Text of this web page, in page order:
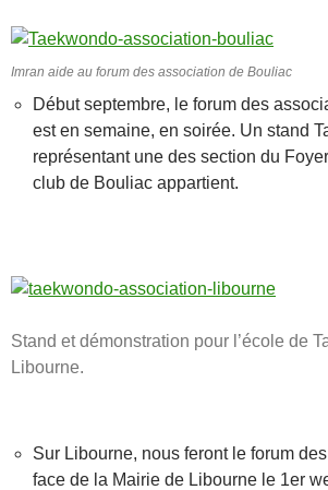
Imran aide au forum des association de Bouliac
Début septembre, le forum des
est en semaine, en soirée. Un stand
représentant une des section du
club de Bouliac appartient.
Stand et démonstration pour l’école de
Libourne.
Sur Libourne, nous feront le forum
face de la Mairie de Libourne le 1er